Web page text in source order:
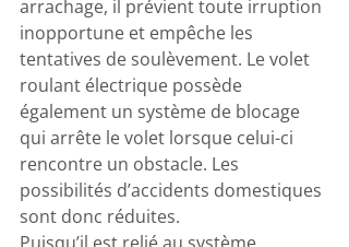
arrachage, il prévient toute irruption
inopportune et empêche les
tentatives de soulèvement. Le volet
roulant électrique possède
également un système de blocage
qui arrête le volet lorsque celui-ci
rencontre un obstacle. Les
possibilités d’accidents domestiques
sont donc réduites.